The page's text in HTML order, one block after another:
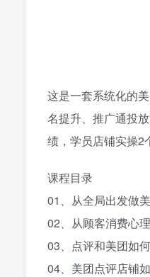
这是一套系统化的
名提升、推广通投
绩，学员店铺实操2
课程目录
01、从全局出发做
02、从顾客消费心
03、点评和美团如
04、美团点评店铺